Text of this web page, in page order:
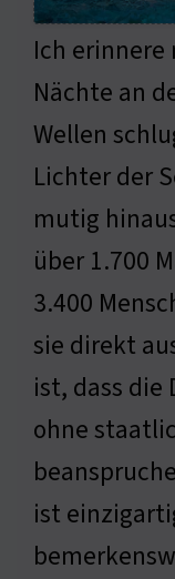
Ich
Nächte an
Wellen
Lichter der
mutig
über 1.700
3.400
sie direkt
ist, dass die
ohne
ist